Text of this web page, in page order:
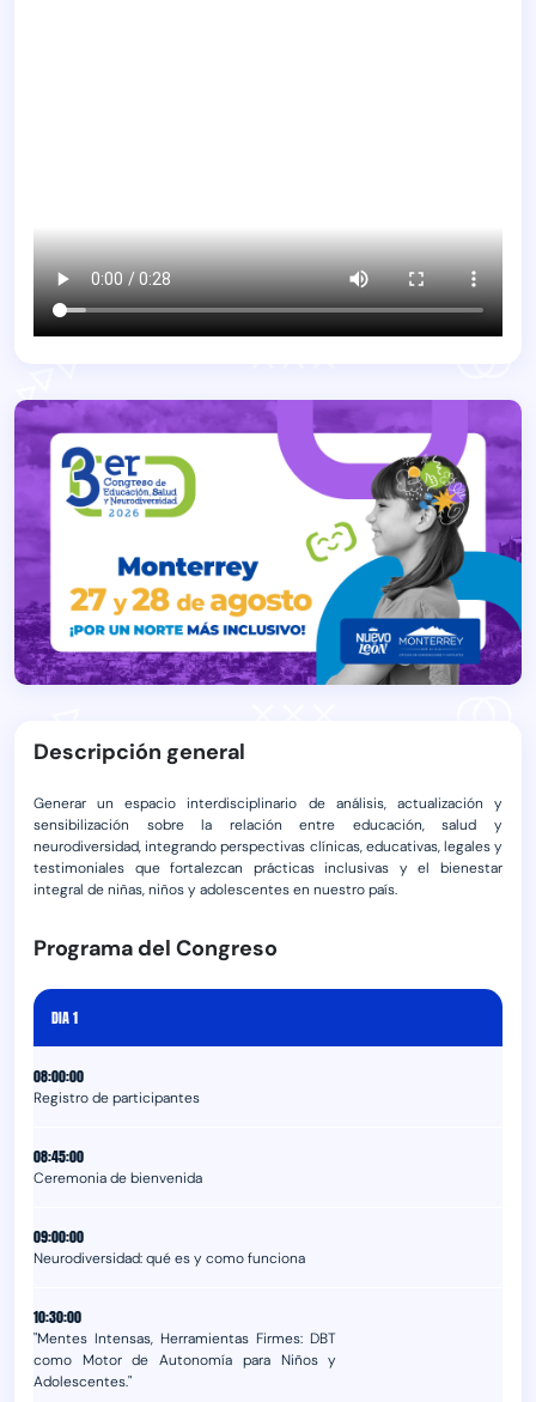
Descripción general
Generar un espacio interdisciplinario de análisis, actualización y
sensibilización sobre la relación entre educación, salud y
neurodiversidad, integrando perspectivas clínicas, educativas, legales y
testimoniales que fortalezcan prácticas inclusivas y el bienestar
integral de niñas, niños y adolescentes en nuestro país.
Programa del Congreso
DIA 1
08:00:00
Registro de participantes
08:45:00
Ceremonia de bienvenida
09:00:00
Neurodiversidad: qué es y como funciona
10:30:00
"Mentes Intensas, Herramientas Firmes: DBT
como Motor de Autonomía para Niños y
Adolescentes."